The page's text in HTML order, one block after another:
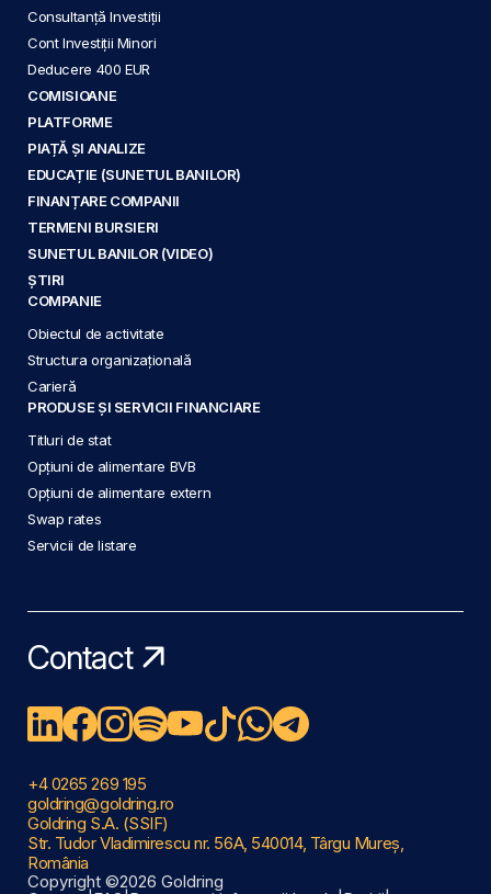
Consultanță Investiții
Cont Investiții Minori
Deducere 400 EUR
COMISIOANE
PLATFORME
PIAȚĂ ȘI ANALIZE
EDUCAȚIE (SUNETUL BANILOR)
FINANȚARE COMPANII
TERMENI BURSIERI
SUNETUL BANILOR (VIDEO)
ȘTIRI
COMPANIE
Obiectul de activitate
Structura organizațională
Carieră
PRODUSE ȘI SERVICII FINANCIARE
Titluri de stat
Opțiuni de alimentare BVB
Opțiuni de alimentare extern
Swap rates
Servicii de listare
Contact
+4 0265 269 195
goldring@goldring.ro
Goldring S.A. (SSIF)
Str. Tudor Vladimirescu nr. 56A, 540014, Târgu Mureș,
România
Copyright ©2026 Goldring